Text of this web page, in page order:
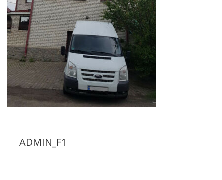
ADMIN_F1